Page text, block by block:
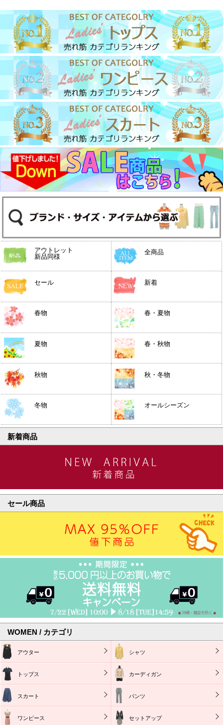
アウトレット
新品同様
全商品
セール 新着
春物 春・夏物
夏物 春・秋物
秋物 秋・冬物
冬物 オールシーズン
新着商品
セール商品
WOMEN / カテゴリ
アウター シャツ
トップス カーディガン
スカート パンツ
ワンピース セットアップ